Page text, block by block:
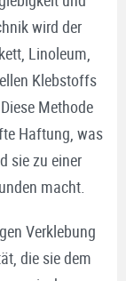
wird der
Linoleum,
Klebstoffs
Methode
Haftung, was
sie zu einer
macht.
Verklebung
die sie dem